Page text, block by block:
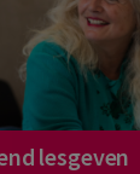
lesgeven